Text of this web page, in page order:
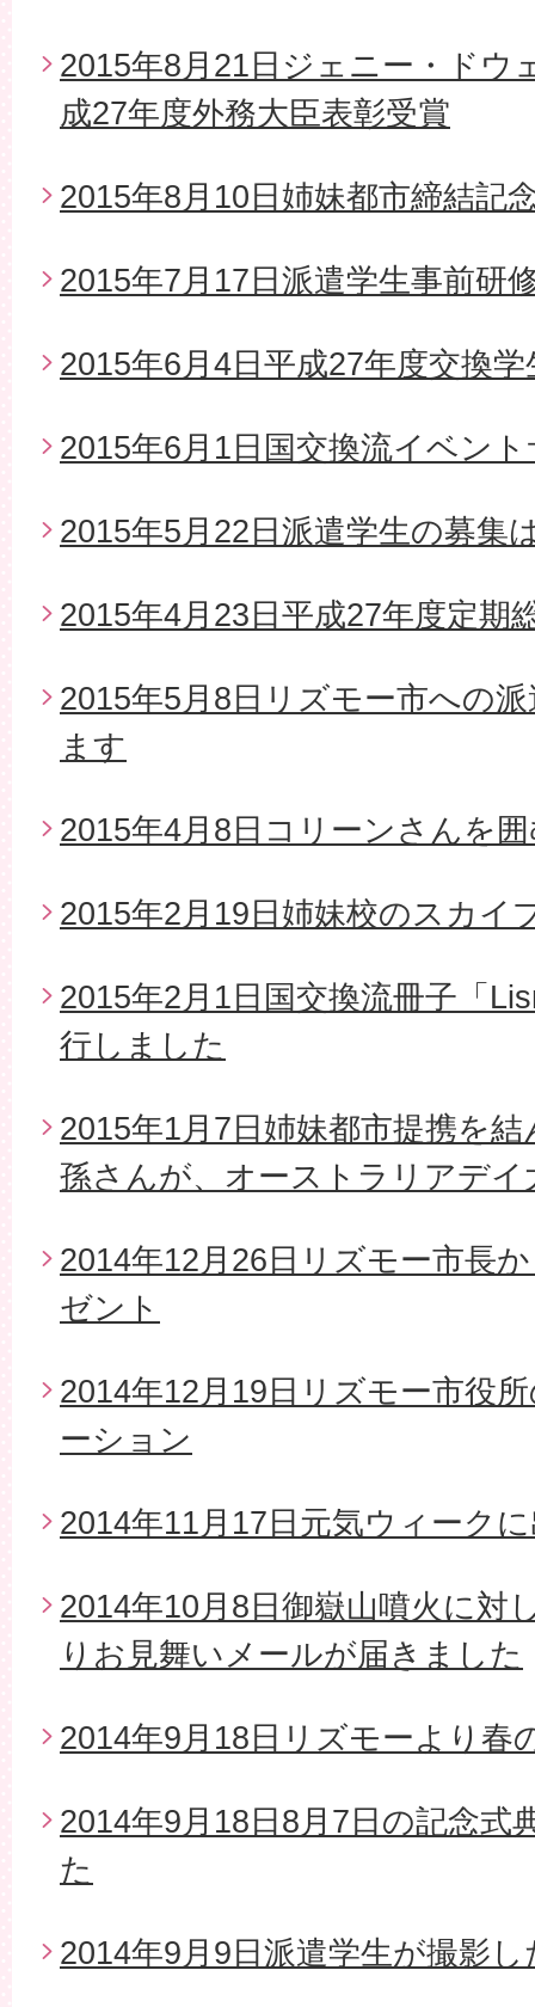
2015年8月21日ジェニー・ドウ
成27年度外務大臣表彰受賞
2015年8月10日姉妹都市締結記
2015年7月17日派遣学生事前研
2015年6月4日平成27年度交換
2015年6月1日国交換流イベン
2015年5月22日派遣学生の募集
2015年4月23日平成27年度定期
2015年5月8日リズモー市への
ます
2015年4月8日コリーンさんを
2015年2月19日姉妹校のスカイ
2015年2月1日国交換流冊子「
行しました
2015年1月7日姉妹都市提携を
孫さんが、オーストラリアデ
2014年12月26日リズモー市長
ゼント
2014年12月19日リズモー市役
ーション
2014年11月17日元気ウィーク
2014年10月8日御嶽山噴火に対
りお見舞いメールが届きました
2014年9月18日リズモーより春
2014年9月18日8月7日の記念式
た
2014年9月9日派遣学生が撮影し